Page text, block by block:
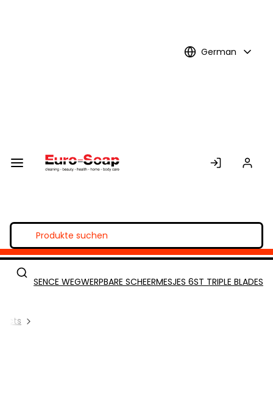
German
SENCE WEGWERPBARE SCHEERMESJES 6ST TRIPLE BLADES